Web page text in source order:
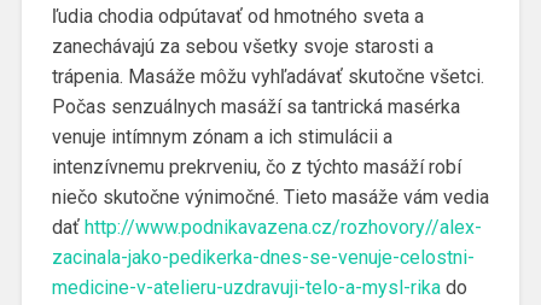
ľudia chodia odpútavať od hmotného sveta a
zanechávajú za sebou všetky svoje starosti a
trápenia. Masáže môžu vyhľadávať skutočne všetci.
Počas senzuálnych masáží sa tantrická masérka
venuje intímnym zónam a ich stimulácii a
intenzívnemu prekrveniu, čo z týchto masáží robí
niečo skutočne výnimočné. Tieto masáže vám vedia
dať http://www.podnikavazena.cz/rozhovory//alex-
zacinala-jako-pedikerka-dnes-se-venuje-celostni-
medicine-v-atelieru-uzdravuji-telo-a-mysl-rikado